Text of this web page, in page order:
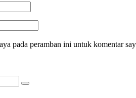
pada peramban ini untuk komentar